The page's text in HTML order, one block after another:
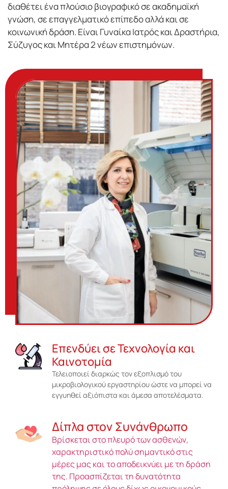
διαθέτει ένα πλούσιο βιογραφικό σε ακαδημαϊκή
γνώση, σε επαγγελματικό επίπεδο αλλά και σε
κοινωνική δράση. Είναι Γυναίκα Ιατρός και Δραστήρια,
Σύζυγος και Μητέρα 2 νέων επιστημόνων.
Επενδύει σε Τεχνολογία και
Καινοτομία
Τελειοποιεί διαρκώς τον εξοπλισμό του
μικροβιολογικού εργαστηρίου ώστε να μπορεί να
εγγυηθεί αξιόπιστα και άμεσα αποτελέσματα.
Δίπλα στον Συνάνθρωπο
Βρίσκεται στο πλευρό των ασθενών,
χαρακτηριστικό πολύ σημαντικό στις
μέρες μας και το αποδεικνύει με τη δράση
της. Προασπίζεται τη δυνατότητα